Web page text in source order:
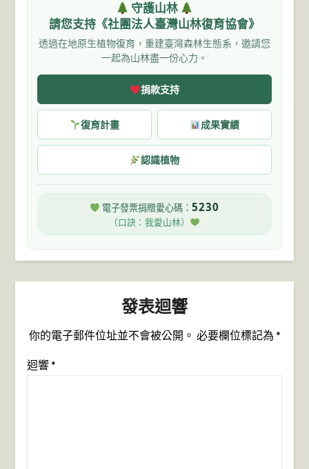
守護山林
請您支持《社團法人臺灣山林復育協會》
透過在地原生植物復育，重建臺灣森林生態系，邀請您
一起為山林盡一份心力。
捐款支持
復育計畫 成果實績
認識植物
電子發票捐贈愛心碼： 5230
（口訣：我愛山林）
發表迴響
你的電子郵件位址並不會被公開。 必要欄位標記為 *
迴響*